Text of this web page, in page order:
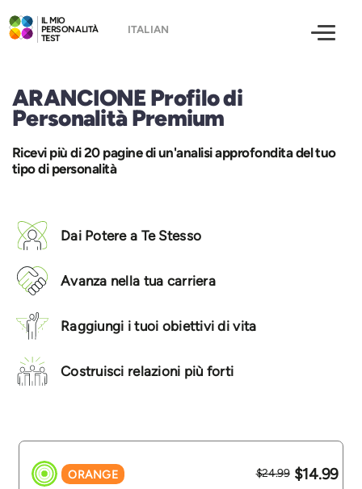
IL MIO
PERSONALITÀ
TEST
ARANCIONE Profilo di
Personalità Premium
Ricevi più di 20 pagine di un'analisi approfondita del tuo
tipo di personalità
Dai Potere a Te Stesso
Avanza nella tua carriera
Raggiungi i tuoi obiettivi di vita
Costruisci relazioni più forti
ORANGE $24.99 $14.99